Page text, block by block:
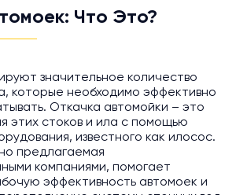
Что Это?
значительное количество
которые необходимо эффективно
Откачка автомойки – это
этих стоков и ила с помощью
известного как илосос.
предлагаемая
компаниями, помогает
эффективность автомоек и